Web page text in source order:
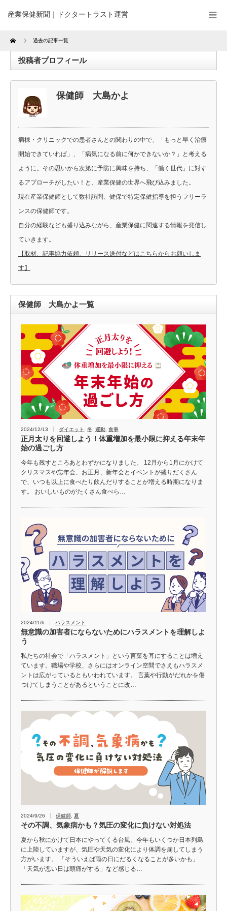
産業保健新聞｜ドクタートラスト運営
Home 過去の記事一覧
投稿者プロフィール
保健師 大島かよ
病棟・クリニックでの患者さんとの関わりの中で、「もっと早く治療
開始できていれば」、「病気になる前に何かできないか？」と考える
ように。その思いから次第に予防に興味を持ち、「働く世代」に対す
るアプローチがしたい！と、産業保健の世界へ飛び込みました。
現在産業保健師として数社訪問、健保で特定保健指導を担うフリーラ
ンスの保健師です。
自分の経験なども盛り込みながら、産業保健に関連する情報を発信し
ていきます。
【取材、記事協力依頼、リリース送付などはこちらからお願いしま
す】
保健師 大島かよ一覧
2024/12/13 ダイエット , 冬, 運動, 食事
正月太りを回避しよう！体重増加を最小限に抑える年末年
始の過ごし方
今年も残すところあとわずかになりました。 12月から1月にかけて
クリスマスや忘年会、お正月、新年会とイベントが盛りだくさん
で、いつも以上に食べたり飲んだりすることが増える時期になりま
す。 おいしいものがたくさん食べら…
2024/11/6 ハラスメント
無意識の加害者にならないためにハラスメントを理解しよ
う
私たちの社会で「ハラスメント」という言葉を耳にすることは増え
ています。職場や学校、さらにはオンライン空間でさえもハラスメ
ントは広がっているともいわれています。 言葉や行動がだれかを傷
つけてしまうことがあるということに改…
2024/9/26 保健師 夏
その不調、気象病かも？気圧の変化に負けない対処法
夏から秋にかけて日本にやってくる台風。今年もいくつか日本列島
に上陸していますが、気圧や天気の変化により体調を崩してしまう
方がいます。 「そういえば雨の日にだるくなることが多いかも」
「天気が悪い日は頭痛がする」など感じる…